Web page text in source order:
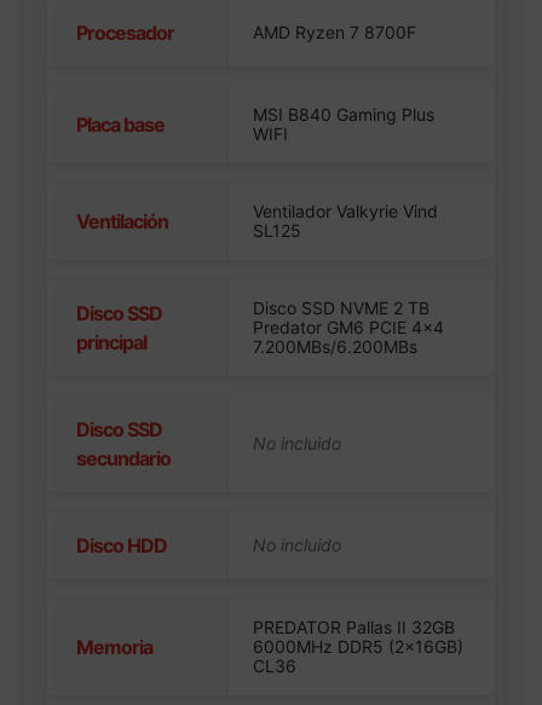
Procesador AMD Ryzen 7 8700F
Placa base
MSI B840 Gaming Plus
WIFI
Ventilación
Ventilador Valkyrie Vind
SL125
Disco SSD
principal
Disco SSD NVME 2 TB
Predator GM6 PCIE 4×4
7.200MBs/6.200MBs
Disco SSD
secundario
Disco HDD
Memoria
PREDATOR Pallas II 32GB
6000MHz DDR5 (2x16GB)
CL36